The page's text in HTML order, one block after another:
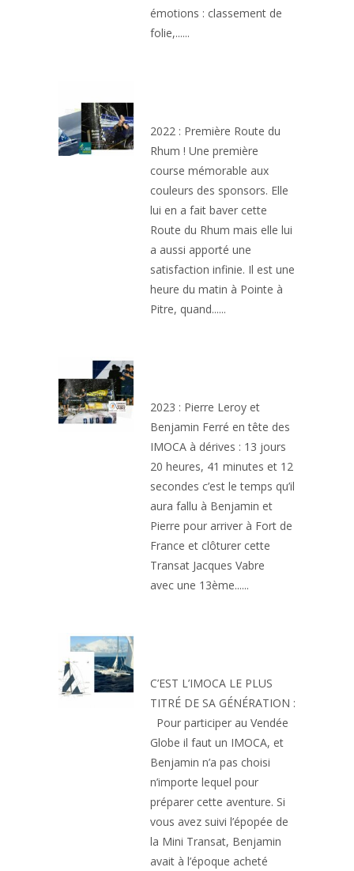
émotions : classement de
folie,......
2022 : Première Route du
Rhum ! Une première
course mémorable aux
couleurs des sponsors. Elle
lui en a fait baver cette
Route du Rhum mais elle lui
a aussi apporté une
satisfaction infinie. Il est une
heure du matin à Pointe à
Pitre, quand......
2023 : Pierre Leroy et
Benjamin Ferré en tête des
IMOCA à dérives : 13 jours
20 heures, 41 minutes et 12
secondes c’est le temps qu’il
aura fallu à Benjamin et
Pierre pour arriver à Fort de
France et clôturer cette
Transat Jacques Vabre
avec une 13ème......
C’EST L’IMOCA LE PLUS
TITRÉ DE SA GÉNÉRATION :
Pour participer au Vendée
Globe il faut un IMOCA, et
Benjamin n’a pas choisi
n’importe lequel pour
préparer cette aventure. Si
vous avez suivi l’épopée de
la Mini Transat, Benjamin
avait à l’époque acheté